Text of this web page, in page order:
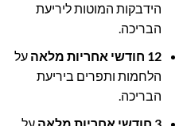
הידבקות המוטות ליריעת
הבריכה.
12 חודשי אחריות מלאה
על
הלחמות ותפרים ביריעת
הבריכה.